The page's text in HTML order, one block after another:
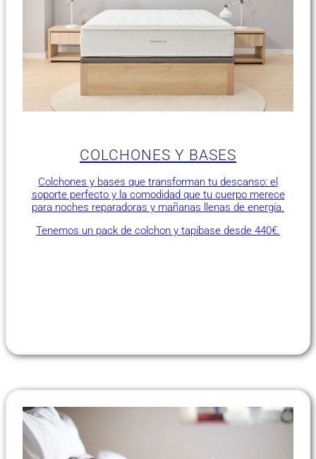
COLCHONES Y BASES
Colchones y bases que transforman tu descanso: el
soporte perfecto y la comodidad que tu cuerpo merece
para noches reparadoras y mañanas llenas de energía.
Tenemos un pack de colchon y tapibase desde 440€.